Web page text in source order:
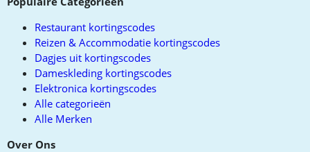
Restaurant kortingscodes
Reizen & Accommodatie kortingscodes
Dagjes uit kortingscodes
Dameskleding kortingscodes
Elektronica kortingscodes
Alle categorieën
Alle Merken
Over Ons